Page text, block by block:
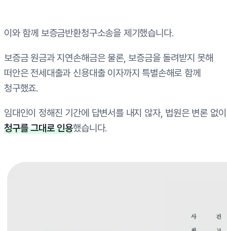
이와 함께 보증금반환청구소송을 제기했습니다.
보증금 원금과 지연손해금은 물론, 보증금을 돌려받지 못해
떠안은 전세대출과 신용대출 이자까지 특별손해로 함께
청구했죠.
임대인이 정해진 기간에 답변서를 내지 않자, 법원은 변론 없이
청구를 그대로 인용했습니다.